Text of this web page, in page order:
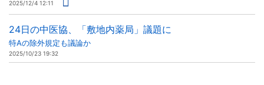
2025/12/4 12:11
24日の中医協、「敷地内薬局」議題に
特Aの除外規定も議論か
2025/10/23 19:32